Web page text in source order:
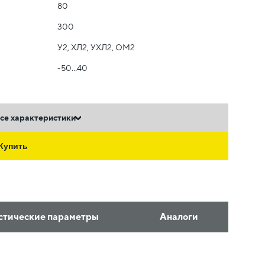
80
300
У2, ХЛ2, УХЛ2, ОМ2
-50...40
характеристики
параметры Аналоги